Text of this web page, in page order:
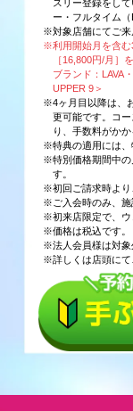
スリー登録をし
ー・フルタイム
※対象店舗にてご来
※利用開始月を含む
［16,800円/月］
ブランド：LAVA
UPPER 9＞
※4ヶ月目以降は、
更可能です。コ
り、手数料がかか
※特典の適用には、
※特別価格期間中の
す。
※初回ご請求時より
※ご入会時のみ、施
※初来店限定で、ウ
※価格は税込です。
※法人会員様は対象
※詳しくは店頭にて